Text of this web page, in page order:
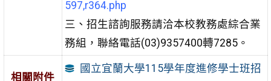
597,r364.php
三、招生諮詢服務請洽本校教務處綜合業
務組，聯絡電話(03)9357400轉7285。
相關附件
國立宜蘭大學115學年度進修學士班招